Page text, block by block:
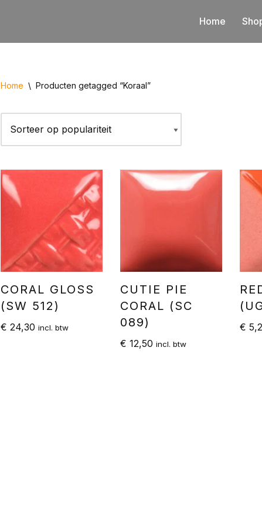
Home
Home \ Producten getagged “Koraal”
CORAL GLOSS
(SW 512)
€ 24,30 incl. btw
CUTIE PIE
CORAL (SC
089)
€ 12,50 incl. btw
€